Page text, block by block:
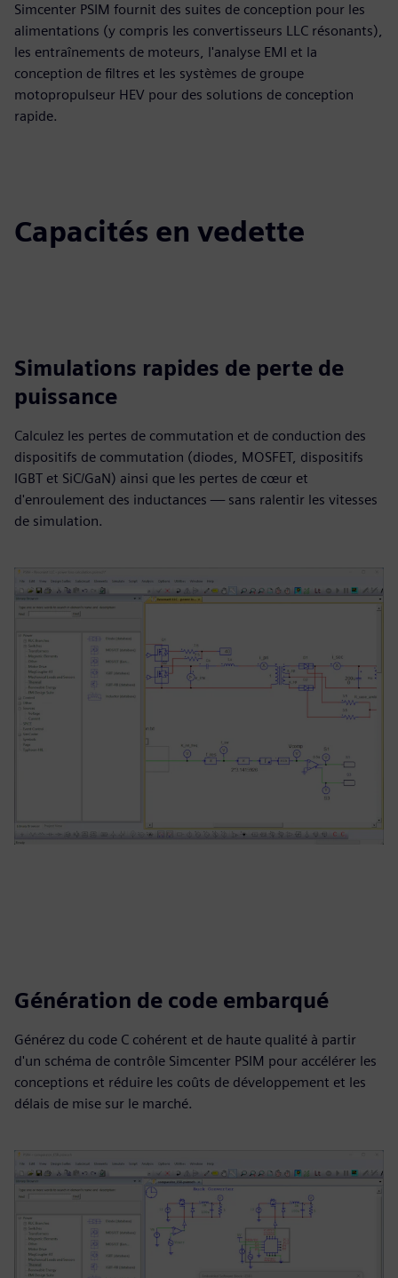
Simcenter PSIM fournit des suites de conception pour les
alimentations (y compris les convertisseurs LLC résonants),
les entraînements de moteurs, l'analyse EMI et la
conception de filtres et les systèmes de groupe
motopropulseur HEV pour des solutions de conception
rapide.
Capacités en vedette
Simulations rapides de perte de
puissance
Calculez les pertes de commutation et de conduction des
dispositifs de commutation (diodes, MOSFET, dispositifs
IGBT et SiC/GaN) ainsi que les pertes de cœur et
d'enroulement des inductances — sans ralentir les vitesses
de simulation.
Génération de code embarqué
Générez du code C cohérent et de haute qualité à partir
d'un schéma de contrôle Simcenter PSIM pour accélérer les
conceptions et réduire les coûts de développement et les
délais de mise sur le marché.